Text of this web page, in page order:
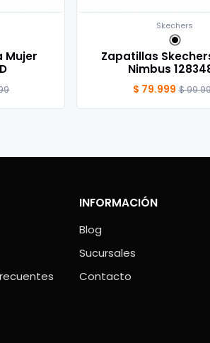
Mujer
Skechers
Zapatillas
Nimbus
$ 79.999 $
INFORMACIÓN
Blog
Sucursales
Contacto